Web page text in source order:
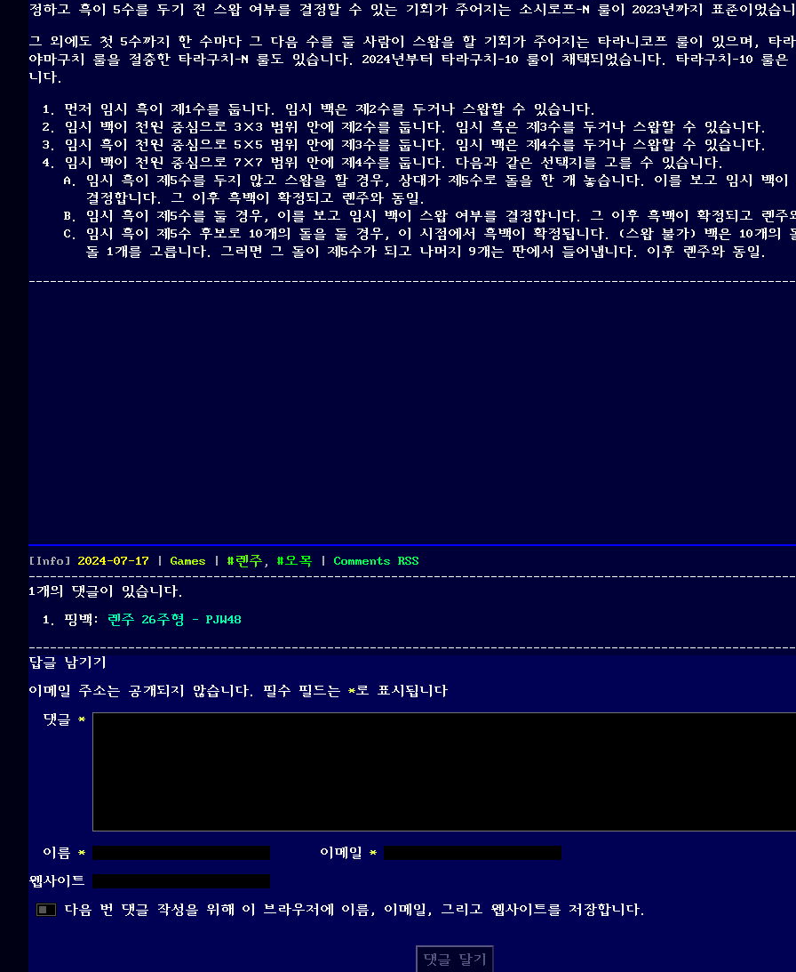
정하고 흑이 5수를 두기 전 스왑 여부를 결정할 수 있는 기회가 주어지는 소시로프-N 룰이 2023년까지 표준이었습니
그 외에도 첫 5수까지 한 수마다 그 다음 수를 둘 사람이 스왑을 할 기회가 주어지는 타라니코프 룰이 있으며, 타
야마구치 룰을 절충한 타라구치-N 룰도 있습니다. 2024년부터 타라구치-10 룰이 채택되었습니다. 타라구치-10 룰은
니다.
먼저 임시 흑이 제1수를 둡니다. 임시 백은 제2수를 두거나 스왑할 수 있습니다.
임시 백이 천원 중심으로 3×3 범위 안에 제2수를 둡니다. 임시 흑은 제3수를 두거나 스왑할 수 있습니다.
임시 흑이 천원 중심으로 5×5 범위 안에 제3수를 둡니다. 임시 백은 제4수를 두거나 스왑할 수 있습니다.
임시 백이 천원 중심으로 7×7 범위 안에 제4수를 둡니다. 다음과 같은 선택지를 고를 수 있습니다.
임시 흑이 제5수를 두지 않고 스왑을 할 경우, 상대가 제5수로 돌을 한 개 놓습니다. 이를 보고 임시 백이
결정합니다. 그 이후 흑백이 확정되고 렌주와 동일.
임시 흑이 제5수를 둘 경우, 이를 보고 임시 백이 스왑 여부를 결정합니다. 그 이후 흑백이 확정되고 렌주
임시 흑이 제5수 후보로 10개의 돌을 둘 경우, 이 시점에서 흑백이 확정됩니다. (스왑 불가) 백은 10개의
돌 1개를 고릅니다. 그러면 그 돌이 제5수가 되고 나머지 9개는 판에서 들어냅니다. 이후 렌주와 동일.
[Info] Posted
on
2024-07-17 Categories
Games Tags
렌주 , 오목 Comments RSS
1개의 댓글이 있습니다.
핑백:
렌주 26주형 - PJW48
답글 남기기
이메일 주소는 공개되지 않습니다.
필수 필드는 *로 표시됩니다
댓글 *
이름 * 이메일 *
웹사이트
다음 번 댓글 작성을 위해 이 브라우저에 이름, 이메일, 그리고 웹사이트를 저장합니다.